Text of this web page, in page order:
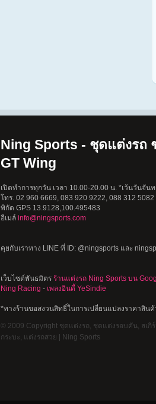
Ning Sports - ชุดแต่งรถ
GT Wing
เปิดทำการทุกวัน เวลา 10.00-20.00 น. *เว้นวันจัน
โทร. 02 960 6669, 083 920 9222, 088 312
พิกัด GPS 13.9128,100.495483
อีเมล์ info@ningsports.com
คุยกับเราทาง LINE ที่ ID: @ningsports และ
เว็บไซต์พันธมิตร ร้านแต่งรถ Ning Sports บน
Ning Racing - เพลงอินดี้ YeSindie
*ทางร้านขอสงวนสิทธิ์ในการเปลี่ยนแปลงราคาสิน
© 2009 Copyright ชุดแต่งรถ, ชุดแต่งรอบคัน, สเกิ
กระบะ, แต่งรถสวย | Ning Sports